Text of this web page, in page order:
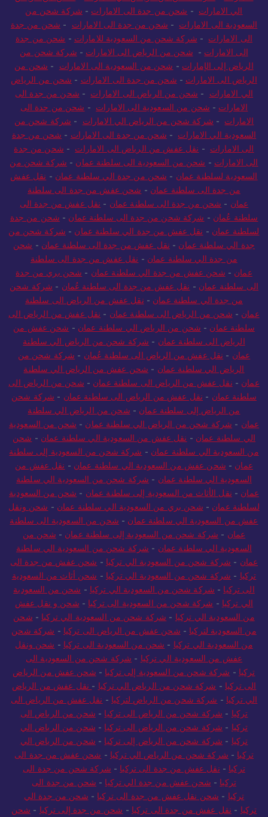
الي الامارات - شحن من جدة الى الامارات - شركة شحن من
السعودية الى الامارات - شحن من جدة الى الامارات - شحن من جدة
الى الامارات - شركة شحن من السعودية للامارات - شحن من جدة
الى الامارات - شحن من الرياض الى الامارات - شركة شحن من
الرياض إلى الإمارات - شحن من السعودية الى الامارات - شحن من
الرياض الى الامارات - شحن من جدة الى الامارات - شحن من الرياض
الي الامارات - شحن من الرياض الى الامارات - شحن من جدة الى
الامارات - شحن من السعودية الى الامارات - شحن من جدة الى
الامارات - شركة شحن من الرياض الي الامارات - شركة شحن من
السعودية الي الامارات - شحن من جدة الى الامارات - شحن من جدة
الى الامارات - نقل عفش من الرياض الى الامارات - شحن من جدة
الى الامارات - شحن من السعودية الى سلطنة عمان - شركة شحن من
السعودية لسلطنة عمان - شحن من جدة الي سلطنة عمان - نقل عفش
من جدة الى سلطنة عمان - شحن عفش من جدة الى سلطنة
عمان - شحن من جدة الى سلطنة عمان - نقل عفش من جدة الى
سلطنة عُمان - شركة شحن من جدة الى سلطنة عمان - شحن من جدة
لسلطنة عمان - نقل عفش من جدة الي سلطنة عمان - شركة شحن من
جدة الي سلطنة عمان - نقل عفش من جدة الى سلطنة عمان - شحن
من جدة الي سلطنة عمان - نقل عفش من جدة الى سلطنة
عمان - شحن عفش من جدة الي سلطنة عمان - شحن بري من جدة
الى سلطنة عمان - نقل عفش من جدة الى سلطنة عُمان - شركة شحن
من جدة الي سلطنة عمان - نقل عفش من الرياض الى سلطنة
عمان - شحن من الرياض الى سلطنة عمان - نقل عفش من الرياض الى
سلطنة عمان - شحن من الرياض الي سلطنة عمان - شحن عفش من
الرياض الى سلطنة عمان - شركة شحن من الرياض الي سلطنة
عمان - نقل عفش من الرياض الى سلطنة عُمان - شركة شحن من
الرياض الي سلطنة عمان - شحن عفش من الرياض الي سلطنة
عمان - نقل عفش من الرياض الى سلطنة عمان - شحن من الرياض الى
سلطنة عمان - نقل عفش من الرياض الى سلطنة عمان - شركة شحن
من الرياض إلى سلطنة عمان - شحن من الرياض الي سلطنة
عمان - شركة شحن من الرياض الي سلطنة عمان - شحن من السعودية
الي سلطنة عمان - نقل عفش من السعودية الي سلطنة عمان - شحن
من السعودية الي سلطنة عمان - شركة شحن من السعودية إلى سلطنة
عمان - شحن عفش من السعودية الي سلطنة عمان - نقل عفش من
السعودية الي سلطنة عمان - شركة شحن من السعودية الي سلطنة
عمان - نقل الأثاث من السعودية إلى سلطنة عمان - شحن من السعودية
لسلطنة عمان - شحن بري من السعودية الي سلطنة عمان - شحن ونقل
عفش من السعودية الي سلطنة عمان - شحن من السعودية الى سلطنة
عمان - شركة شحن من السعودية إلى سلطنة عمان - شحن من
السعودية الي سلطنة عمان - شركة شحن من السعودية الي سلطنة
عمان - شركة شحن من السعودية الي تركيا - شحن عفش من جدة الى
تركيا - شركة شحن من السعودية الي تركيا - شحن أثاث من السعودية
الى تركيا - شركة شحن من السعودية الي تركيا - شحن من السعودية
الي تركيا - شركة شحن من السعودية الى تركيا - شحن و نقل عفش
من السعودية الي تركيا - شركة شحن من السعودية الي تركيا - شحن
من السعودية لتركيا - شحن عفش من الرياض الى تركيا - شركة شحن
من السعودية الي تركيا - شحن من السعودية الى تركيا - شحن ونقل
عفش من السعودية الي تركيا - شركة شحن من السعودية الى
تركيا - شركة شحن من السعودية إلى تركيا - شحن عفش من الرياض
الى تركيا - شركة شحن من الرياض الي تركيا - نقل عفش من الرياض
الي تركيا - شركة شحن من الرياض لتركيا - نقل عفش من الرياض الى
تركيا - شركة شحن من الرياض الى تركيا - شحن من الرياض الى
تركيا - شركة شحن من الرياض الى تركيا - شحن من الرياض الي
تركيا - شركة شحن من الرياض إلى تركيا - شحن من الرياض الي
تركيا - شركة شحن من الرياض الي تركيا - شحن عفش من جدة الى
تركيا - نقل عفش من جدة الى تركيا - شركة شحن من جدة الى
تركيا - شحن عفش من جدة الي تركيا - شحن من جدة الى
تركيا - شحن نقل عفش من جدة الى تركيا - شحن من جدة الي
تركيا - نقل عفش من جدة الى تركيا - شحن من جدة إلى تركيا - شحن